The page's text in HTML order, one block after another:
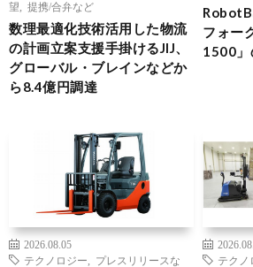
望
提携/合弁など
数理最適化技術活用した物流
の計画立案支援手掛けるJIJ、
グローバル・ブレインなどか
ら8.4億円調達
フォー
1500」
2026.08.05
テクノロジー
プレスリリースな
テクノ